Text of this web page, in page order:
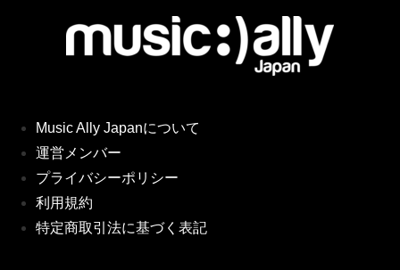
Music Ally Japanについて
運営メンバー
プライバシーポリシー
利用規約
特定商取引法に基づく表記